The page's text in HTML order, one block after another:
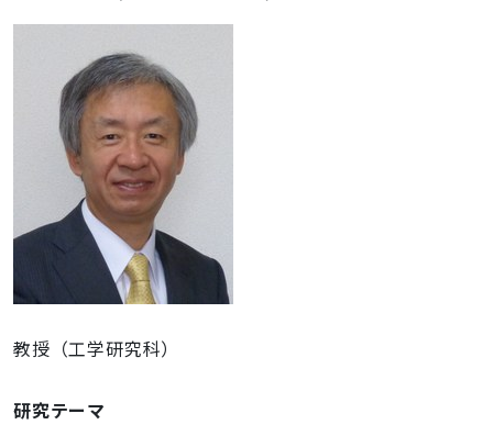
教授（工学研究科）
研究テーマ